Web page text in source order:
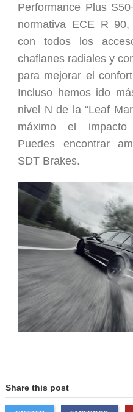
Performance Plus
normativa ECE R
con todos los
chaflanes radiales y
para mejorar el
Incluso hemos ido
nivel N de la “Leaf
máximo el impacto
Puedes encontrar
SDT Brakes.
Share this post